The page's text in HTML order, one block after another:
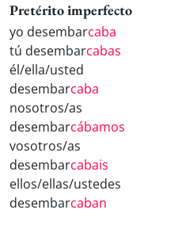
Pretérito imperfecto
yo desembarcaba
tú desembarcabas
él/ella/usted
desembarcaba
nosotros/as
desembarcábamos
vosotros/as
desembarcabais
ellos/ellas/ustedes
desembarcaban